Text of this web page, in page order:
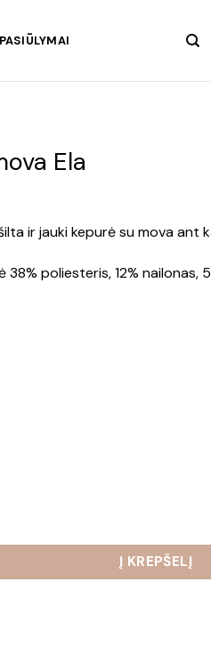
Ela
ir jauki kepurė su mova ant
38% poliesteris, 12% nailonas,
Į KREPŠELĮ